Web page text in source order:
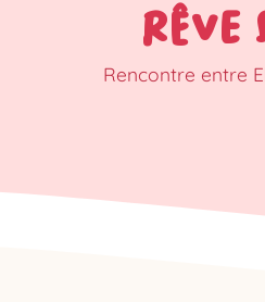
Rencontre entre